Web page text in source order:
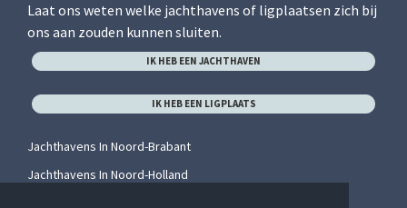
Laat ons weten welke jachthavens of ligplaatsen zich bij
ons aan zouden kunnen sluiten.
IK HEB EEN JACHTHAVEN
IK HEB EEN LIGPLAATS
Jachthavens In Noord-Brabant
Jachthavens In Noord-Holland